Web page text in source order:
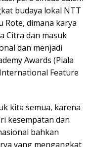
budaya lokal NTT
Rote, dimana karya
Citra dan masuk
dan menjadi
Awards (Piala
Feature
kita semua, karena
kesempatan dan
bahkan
yang mengangkat